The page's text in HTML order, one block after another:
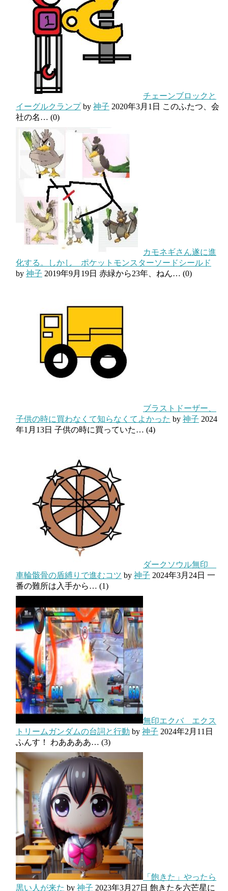
チェーンブロックと
イーグルクランプby 神子 2020年3月1日 このふたつ、会
社の名… (0)
カモネギさん遂に進
化する。しかし ポケットモンスターソードシールド
by 神子 2019年9月19日 赤緑から23年、ねん… (0)
ブラストドーザー、
子供の時に買わなくて知らなくてよかった by 神子 2024
年1月13日 子供の時に買っていた… (4)
ダークソウル無印
車輪骸骨の盾縛りで進むコツ by 神子 2024年3月24日 一
番の難所は入手から… (1)
無印エクバ エクス
トリームガンダムの台詞と行動 by 神子 2024年2月11日
ふんす！ わああああ… (3)
「飽きた」やったら
黒い人が来た by 神子 2023年3月27日 飽きたを六芒星に